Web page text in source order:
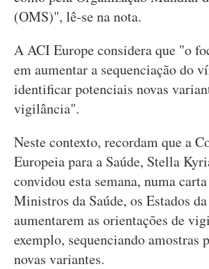
(OMS)", lê-se na nota.
A ACI Europe considera que "o
em aumentar a sequenciação do
identificar potenciais novas
vigilância".
Neste contexto, recordam que a
Europeia para a Saúde, Stella
convidou esta semana, numa
Ministros da Saúde, os Estados
aumentarem as orientações de
exemplo, sequenciando amostras
novas variantes.